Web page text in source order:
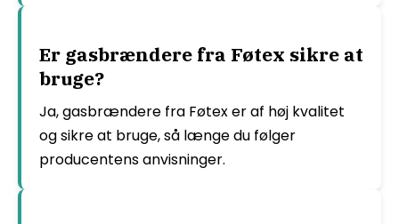
Er gasbrændere fra Føtex sikre at
bruge?
Ja, gasbrændere fra Føtex er af høj kvalitet
og sikre at bruge, så længe du følger
producentens anvisninger.